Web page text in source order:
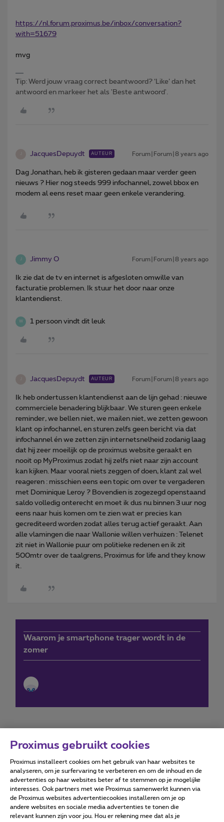
https://nl.forum.proximus.be/inbox/conversation?
with=51679
mvg
Tip: Werd jouw vraag correct beantwoord? ‘Like’ dan het
antwoord en markeer het als 'Beste antwoord'.
JacquesDepuydt AUTEUR Forum|Forum|8 years ago
Dag Jonathan, heb ik gisteren gedaan maar verder geen
nieuws ? Hier nog steeds 999 infochannel, zowel bbox en
modem al eens reset maar geen enkele verandering.
J Jimmy O Forum|Forum|8 years ago
Ik zie dat de tv en internet is afgesloten omwille van
facturatie problemen. Ik stuur het door naar onze
klantendienst.
W 1 persoon vindt dit leuk
JacquesDepuydt AUTEUR Forum|Forum|8 years ago
Ik heb ondertussen klantendienst aan de lijn gehad : nieuwe
commerciele benadering blijkbaar. We sturen geen enkele
reminder, we bellen niet, we mailen niet, we zetten gewoon
klant op infochannel, en sturen zelfs geen bericht via dat
infochannel én we zetten zijn internetsnelheid zodanig laag
dat hij zeer moeilijk op de proximus website geraakt en
nooit op MyProximus zodat hij zelfs niet naar zijn account
kan kijken. Maar vooral niets zeggen of doen, klant zal wel
reageren : misschien eens een topic om over te vergaderen
met Dominique Leroy ? Bovendien is zogezegd openstaand
saldo volledig onterecht en moet ik dus nu binnen 3 uur nog
eens naar huis komen om te zien wat er precies kan
gecrediteerd worden zodat alles terug actief geraakt. Aan
alle vlamingen die naar Wallonie willen verhuizen : Telenet
zit niet in Wallonie puur om politieke redenen en ik zit
500mtr over de taalgrens, Proximus for life and they know
it.
Waarom je smartphone trager wordt in de
zomer
Forumvoorwaarden Accessibility statement
Proximus gebruikt cookies
Proximus installeert cookies om het gebruik van haar websites te
analyseren, om je surfervaring te verbeteren en om de inhoud en de
advertenties op haar websites beter af te stemmen op je mogelijke
interesses. Ook partners met wie Proximus samenwerkt kunnen via
de Proximus websites advertentiecookies installeren om je op
andere websites en sociale media advertenties te tonen die
relevant kunnen zijn voor jou. Hou er rekening mee dat als je